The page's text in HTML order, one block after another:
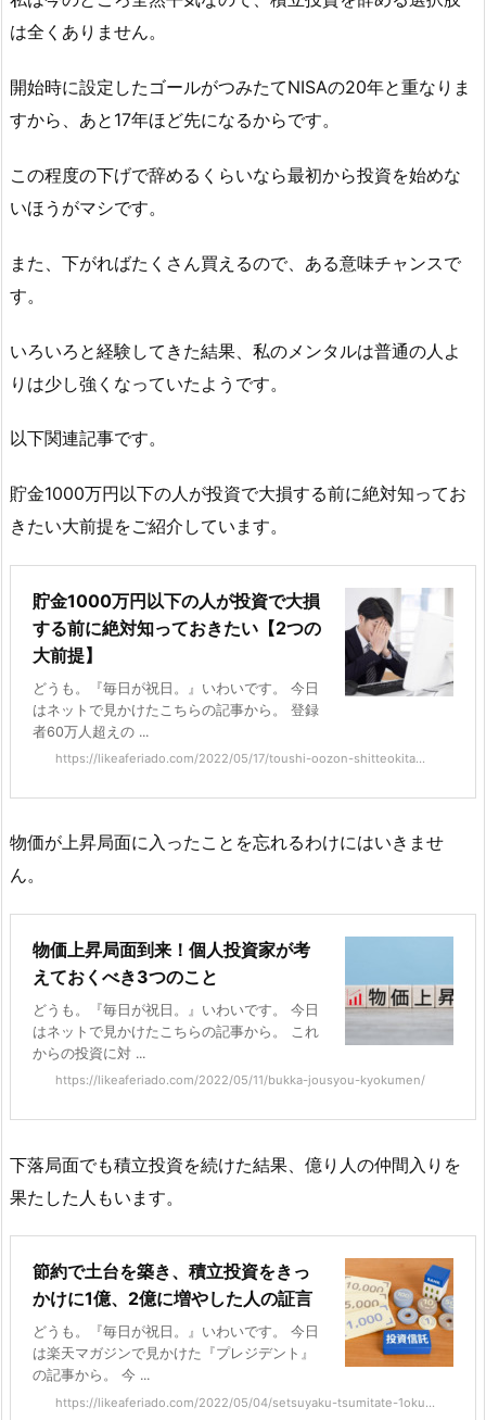
は全くありません。
開始時に設定したゴールがつみたてNISAの20年と重なりま
すから、あと17年ほど先になるからです。
この程度の下げで辞めるくらいなら最初から投資を始めな
いほうがマシです。
また、下がればたくさん買えるので、ある意味チャンスで
す。
いろいろと経験してきた結果、私のメンタルは普通の人よ
りは少し強くなっていたようです。
以下関連記事です。
貯金1000万円以下の人が投資で大損する前に絶対知ってお
きたい大前提をご紹介しています。
貯金1000万円以下の人が投資で大損
する前に絶対知っておきたい【2つの
大前提】
どうも。『毎日が祝日。』いわいです。 今日
はネットで見かけたこちらの記事から。 登録
者60万人超えの ...
https://likeaferiado.com/2022/05/17/toushi-oozon-shitteokita...
物価が上昇局面に入ったことを忘れるわけにはいきませ
ん。
物価上昇局面到来！個人投資家が考
えておくべき3つのこと
どうも。『毎日が祝日。』いわいです。 今日
はネットで見かけたこちらの記事から。 これ
からの投資に対 ...
https://likeaferiado.com/2022/05/11/bukka-jousyou-kyokumen/
下落局面でも積立投資を続けた結果、億り人の仲間入りを
果たした人もいます。
節約で土台を築き、積立投資をきっ
かけに1億、2億に増やした人の証言
どうも。『毎日が祝日。』いわいです。 今日
は楽天マガジンで見かけた『プレジデント』
の記事から。 今 ...
https://likeaferiado.com/2022/05/04/setsuyaku-tsumitate-1oku...